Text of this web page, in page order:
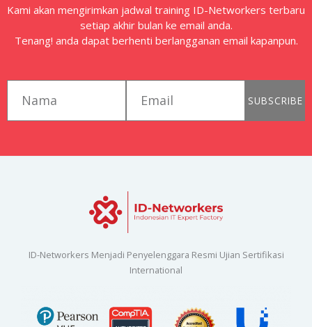
Kami akan mengirimkan jadwal training ID-Networkers terbaru
setiap akhir bulan ke email anda.
Tenang! anda dapat berhenti berlangganan email kapanpun.
SUBSCRIBE
ID-Networkers Menjadi Penyelenggara Resmi Ujian Sertifikasi
International